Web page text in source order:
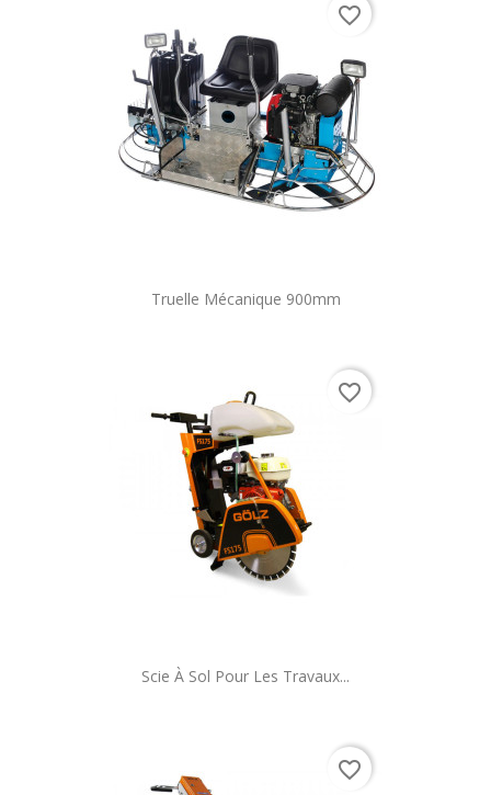
Truelle Mécanique 900mm
favorite_border
Scie À Sol Pour Les Travaux...
favorite_border
favorite_border